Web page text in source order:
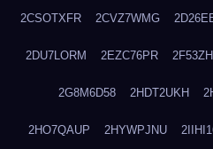
2CSOTXFR 2CVZ7WMG
2DU7LORM 2EZC76PR
2G8M6D58 2HDT2UKH
2HO7QAUP 2HYWPJNU